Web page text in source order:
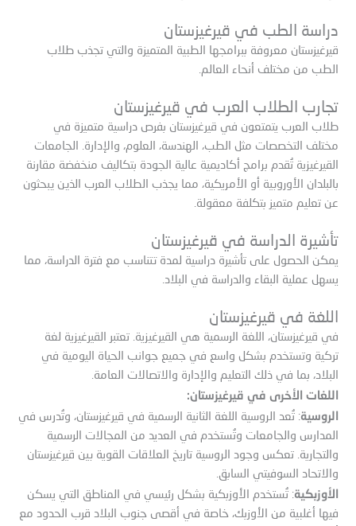
دراسة الطب في قيرغيزستان
قيرغيزستان معروفة ببرامجها الطبية المتميزة والتي تجذب طلاب
الطب من مختلف أنحاء العالم.
تجارب الطلاب العرب في قيرغيزستان
طلاب العرب يتمتعون في قيرغيزستان بفرص دراسية متميزة في
مختلف التخصصات مثل الطب، الهندسة، العلوم، والإدارة. الجامعات
القيرغيزية تُقدم برامج أكاديمية عالية الجودة بتكاليف منخفضة مقارنة
بالبلدان الأوروبية أو الأمريكية، مما يجذب الطلاب العرب الذين يبحثون
عن تعليم متميز بتكلفة معقولة.
تأشيرة الدراسة في قيرغيزستان
يمكن الحصول على تأشيرة دراسية لمدة تتناسب مع فترة الدراسة، مما
يسهل عملية البقاء والدراسة في البلاد.
اللغة في قيرغيزستان
في قيرغيزستان، اللغة الرسمية هي القيرغيزية. تعتبر القيرغيزية لغة
تركية وتستخدم بشكل واسع في جميع جوانب الحياة اليومية في
البلاد، بما في ذلك التعليم والإدارة والاتصالات العامة.
اللغات الأخرى في قيرغيزستان:
الروسية: تُعد الروسية اللغة الثانية الرسمية في قيرغيزستان، وتُدرس في
المدارس والجامعات وتُستخدم في العديد من المجالات الرسمية
والتجارية. تعكس وجود الروسية تاريخ العلاقات القوية بين قيرغيزستان
والاتحاد السوفيتي السابق.
الأوزبكية: تُستخدم الأوزبكية بشكل رئيسي في المناطق التي يسكن
فيها أغلبية من الأوزبك، خاصة في أقصى جنوب البلاد قرب الحدود مع